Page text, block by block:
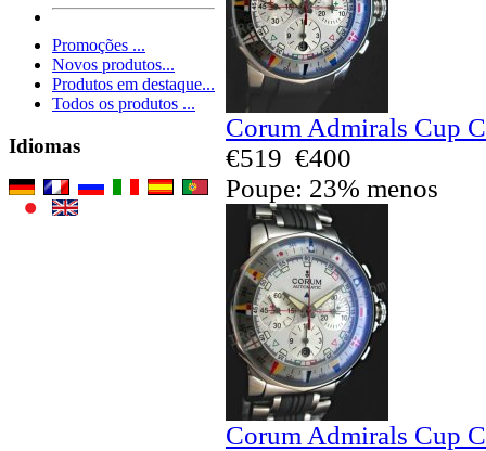
Promoções ...
Novos produtos...
Produtos em destaque...
Todos os produtos ...
Idiomas
Corum Admirals Cup
€519 €400
Poupe: 23% menos
Corum Admirals Cup